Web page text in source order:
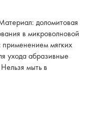
доломитовая
в микроволновой
применением мягких
ухода абразивные
мыть в